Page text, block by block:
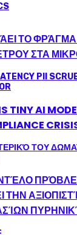
ΤΟ ΦΡΆΓΜΑ
ΣΤΑ
TINY AI
ΤΗΝ